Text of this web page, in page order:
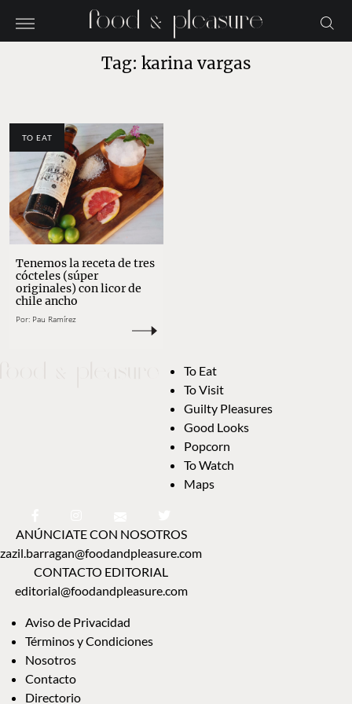
Tag: karina vargas
TO EAT
Tenemos la receta de tres
cócteles (súper
originales) con licor de
chile ancho
Por: Pau Ramírez
To Eat
To Visit
Guilty Pleasures
Good Looks
Popcorn
To Watch
Maps
ANÚNCIATE CON NOSOTROS
zazil.barragan@foodandpleasure.com
CONTACTO EDITORIAL
editorial@foodandpleasure.com
Aviso de Privacidad
Términos y Condiciones
Nosotros
Contacto
Directorio